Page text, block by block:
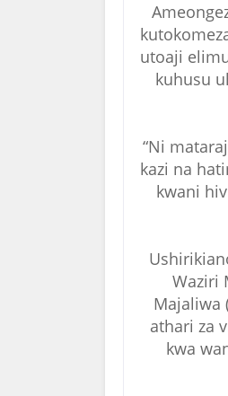
utoaji
kuhusu
“Ni
kazi na
kwani
Waziri
Majaliwa
athari za
kwa